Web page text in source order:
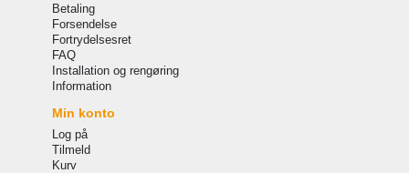
Betaling
Forsendelse
Fortrydelsesret
FAQ
Installation og rengøring
Information
Min konto
Log på
Tilmeld
Kurv